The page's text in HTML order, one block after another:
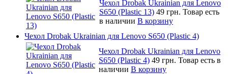
Чехол Drobak Ukrainian для Lenovo
S650 (Plastic 13) 49 грн. Товар есть
в наличии В корзину
Чехол Drobak Ukrainian для Lenovo S650 (Plastic 4)
Чехол Drobak Ukrainian для Lenovo
S650 (Plastic 4) 49 грн. Товар есть в
наличии В корзину